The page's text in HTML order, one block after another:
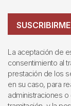
SUSCRIBIRME
La aceptación de
consentimiento al
prestación de los
en su caso, para
administraciones